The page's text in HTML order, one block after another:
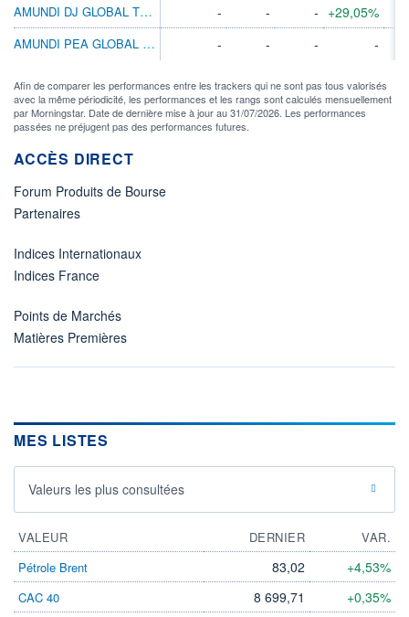
AMUNDI DJ GLOBAL TITANS 50 ETF DIST
- - - +29,05%
AMUNDI PEA GLOBAL MSCI ACWI UCITS ETF A
- - - -
Afin de comparer les performances entre les trackers qui ne sont pas tous valorisés
avec la même périodicité, les performances et les rangs sont calculés mensuellement
par Morningstar. Date de dernière mise à jour au 31/07/2026. Les performances
passées ne préjugent pas des performances futures.
ACCÈS DIRECT
Forum Produits de Bourse
Partenaires
Indices Internationaux
Indices France
Points de Marchés
Matières Premières
MES LISTES
Valeurs les plus consultées
VALEUR DERNIER
VAR.
Pétrole Brent
83,02 +4,53%
CAC 40 8 699,71 +0,35%